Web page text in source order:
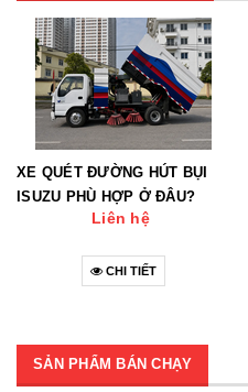
XE QUÉT ĐƯỜNG HÚT BỤI
ISUZU PHÙ HỢP Ở ĐÂU?
Liên hệ
CHI TIẾT
SẢN PHẨM BÁN CHẠY